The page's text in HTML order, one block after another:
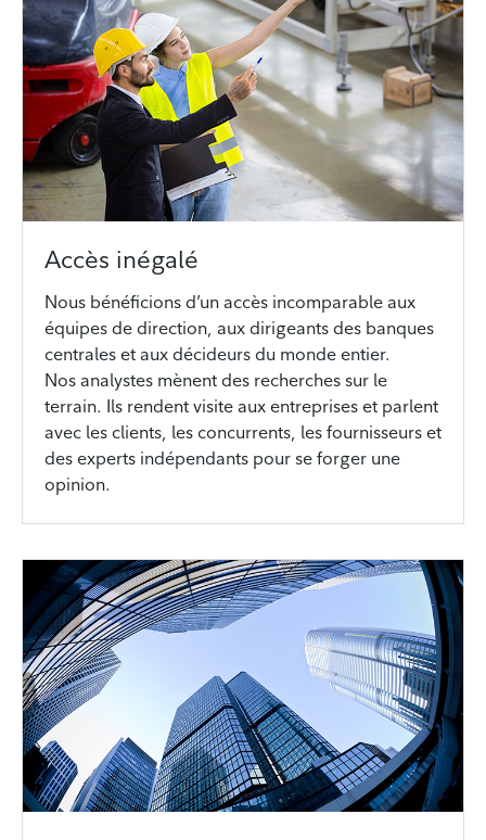
Accès inégalé
Nous bénéficions d’un accès incomparable aux
équipes de direction, aux dirigeants des banques
centrales et aux décideurs du monde entier.
Nos analystes mènent des recherches sur le
terrain. Ils rendent visite aux entreprises et parlent
avec les clients, les concurrents, les fournisseurs et
des experts indépendants pour se forger une
opinion.